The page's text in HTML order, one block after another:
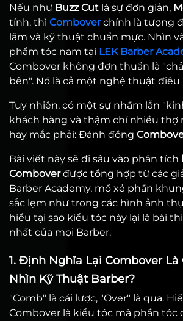
Nếu như Buzz Cut là sự đơn giản,
tính, thì Comboverchính là tượng
lãm và kỹ thuật chuẩn mực. Nhìn
phẩm tóc nam tại LEK Barber
Combover không đơn thuần là
bên". Nó là cả một nghệ thuật
Tuy nhiên, có một sự nhầm lẫn
khách hàng và thậm chí nhiều thợ
hay mắc phải: Đánh đồng
Bài viết này sẽ đi sâu vào phân tích
Comboverđược tổng hợp từ các
Barber Academy, mổ xẻ phần
sắc lẹm như trong các hình ảnh
hiểu tại sao kiểu tóc này lại là bài
nhất của mọi Barber.
1. Định Nghĩa Lại Combover Là
Nhìn Kỹ Thuật Barber?
"Comb" là cái lược, "Over" là qua.
Combover là kiểu tóc mà phần tóc